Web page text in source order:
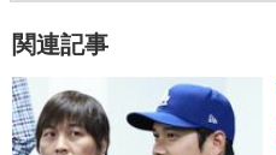
関連記事